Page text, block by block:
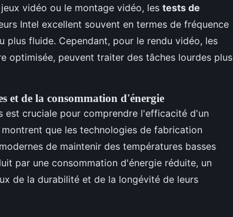
vidéo ou le montage vidéo, les tests de
Intel excellent souvent en termes de fréquence
plus fluide. Cependant, pour le rendu vidéo, les
optimisée, peuvent traiter des tâches lourdes plus
et de la consommation d'énergie
est cruciale pour comprendre l'efficacité d'un
montrent que les technologies de fabrication
de maintenir des températures basses
par une consommation d'énergie réduite, un
de la durabilité et de la longévité de leurs